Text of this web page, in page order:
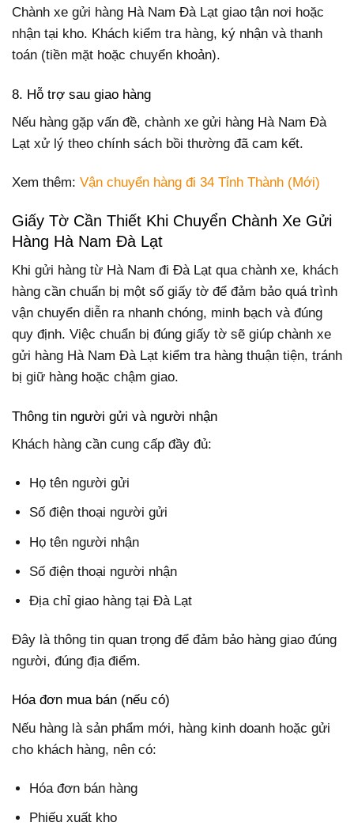
Chành xe gửi hàng Hà Nam Đà Lạt giao tận nơi hoặc
nhận tại kho. Khách kiểm tra hàng, ký nhận và thanh
toán (tiền mặt hoặc chuyển khoản).
8. Hỗ trợ sau giao hàng
Nếu hàng gặp vấn đề, chành xe gửi hàng Hà Nam Đà
Lạt xử lý theo chính sách bồi thường đã cam kết.
Xem thêm: Vận chuyển hàng đi 34 Tỉnh Thành (Mới)
Giấy Tờ Cần Thiết Khi Chuyển Chành Xe Gửi
Hàng Hà Nam Đà Lạt
Khi gửi hàng từ Hà Nam đi Đà Lạt qua chành xe, khách
hàng cần chuẩn bị một số giấy tờ để đảm bảo quá trình
vận chuyển diễn ra nhanh chóng, minh bạch và đúng
quy định. Việc chuẩn bị đúng giấy tờ sẽ giúp chành xe
gửi hàng Hà Nam Đà Lạt kiểm tra hàng thuận tiện, tránh
bị giữ hàng hoặc chậm giao.
Thông tin người gửi và người nhận
Khách hàng cần cung cấp đầy đủ:
Họ tên người gửi
Số điện thoại người gửi
Họ tên người nhận
Số điện thoại người nhận
Địa chỉ giao hàng tại Đà Lạt
Đây là thông tin quan trọng để đảm bảo hàng giao đúng
người, đúng địa điểm.
Hóa đơn mua bán (nếu có)
Nếu hàng là sản phẩm mới, hàng kinh doanh hoặc gửi
cho khách hàng, nên có:
Hóa đơn bán hàng
Phiếu xuất kho